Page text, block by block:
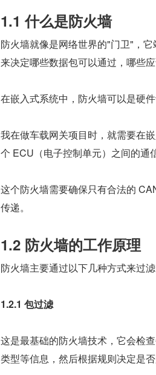
1.1 什么是防火墙
防火墙就像是网络世界的"门卫"，
来决定哪些数据包可以通过，哪些应
在嵌入式系统中，防火墙可以是硬
我在做车载网关项目时，就需要在
个 ECU（电子控制单元）之间的通信
这个防火墙需要确保只有合法的
传递。
1.2 防火墙的工作原理
防火墙主要通过以下几种方式来过滤
1.2.1 包过滤
这是最基础的防火墙技术，它会检
类型等信息，然后根据规则决定是否